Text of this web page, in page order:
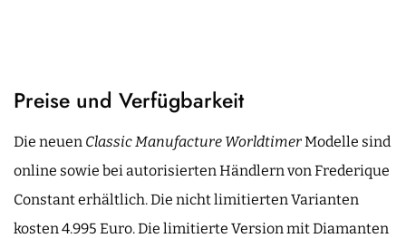
Preise und Verfügbarkeit
Die neuen Classic Manufacture WorldtimerModelle sind
online sowie bei autorisierten Händlern von Frederique
Constant erhältlich. Die nicht limitierten Varianten
kosten 4.995 Euro. Die limitierte Version mit Diamanten